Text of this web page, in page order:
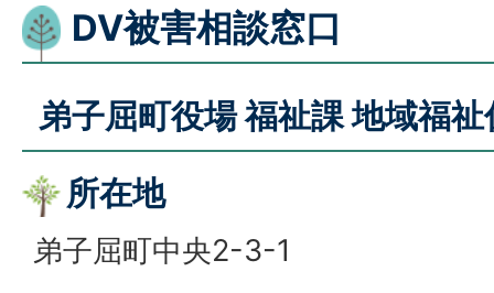
DV被害相談窓口
弟子屈町役場 福祉課 地域福祉
所在地
弟子屈町中央2-3-1